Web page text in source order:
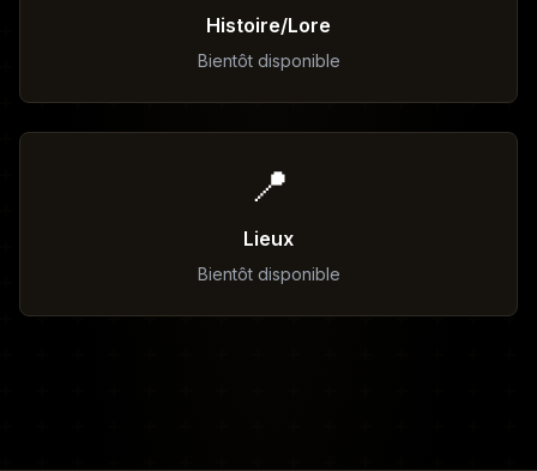
Histoire/Lore
Bientôt disponible
📍
Lieux
Bientôt disponible